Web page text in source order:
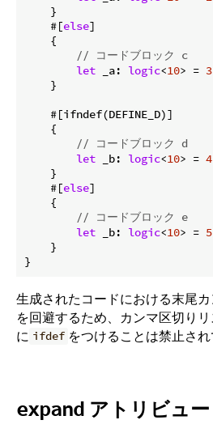
    }
    #[
else]
    {
// コードブロック c
let _a: logic<10> = 3
    }
    #[ifndef(DEFINE_D)]
    {
// コードブロック d
let _b: logic<10> = 4
    }
    #[
else]
    {
// コードブロック e
let _b: logic<10> = 5
    }
生成されたコードにおける末尾
を回避するため、カンマ区切り
に ifdef をつけることは禁止され
expand アトリビュー